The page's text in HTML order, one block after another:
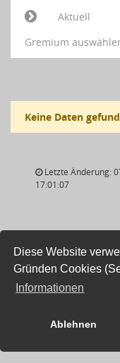
Diese Website
Gründen Cookies
Informationen
Ablehnen
Aktuell
Gremium
Keine Daten
Letzte Änderung:
17:01:07